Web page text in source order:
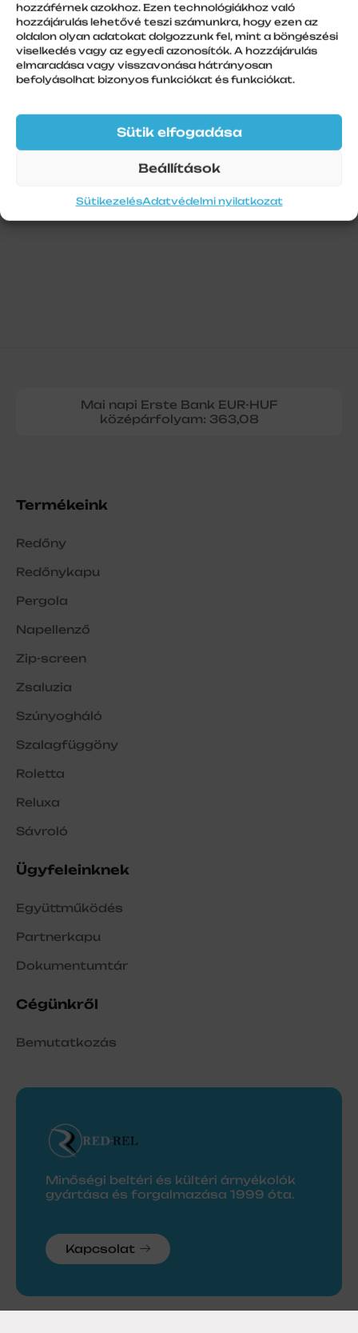
hozzáférnek azokhoz. Ezen technológiákhoz való
hozzájárulás lehetővé teszi számunkra, hogy ezen az
oldalon olyan adatokat dolgozzunk fel, mint a böngészési
viselkedés vagy az egyedi azonosítók. A hozzájárulás
elmaradása vagy visszavonása hátrányosan
befolyásolhat bizonyos funkciókat és funkciókat.
Sütik elfogadása
Beállítások
SütikezelésAdatvédelmi nyilatkozat
További információk
Szálhossz
Mai napi Erste Bank EUR-HUF
középárfolyam: 363,08
Termékeink
Redőny
Redőnykapu
Pergola
Napellenző
Zip-screen
Zsaluzia
Szúnyogháló
Szalagfüggöny
Roletta
Reluxa
Sávroló
Ügyfeleinknek
Együttműködés
Partnerkapu
Dokumentumtár
Cégünkről
Bemutatkozás
Minőségi beltéri és kültéri árnyékolók
gyártása és forgalmazása 1999 óta.
Kapcsolat